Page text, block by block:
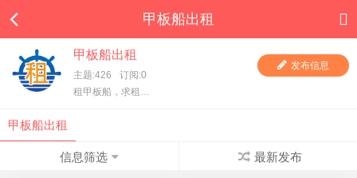
甲板船出租
甲板船出租
主题:426
订阅:0
租甲板船，求租甲板船，一手甲板船东直租，项目方求租，甲板船东、货主都在这里，快进来看看吧！
发布信息
甲板船出租
信息筛选 最新发布